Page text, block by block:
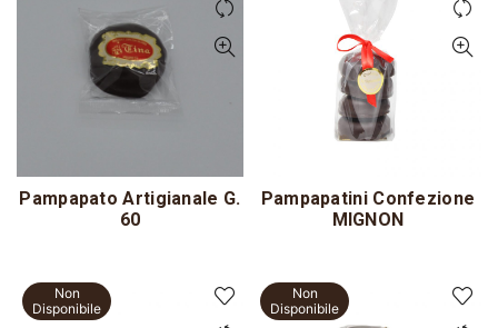
Pampapato Artigianale G.
60
Pampapatini Confezione
MIGNON
Non
Disponibile
Non
Disponibile